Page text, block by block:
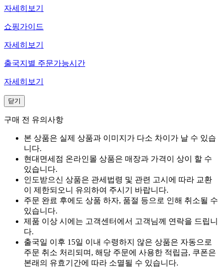
자세히보기
쇼핑가이드
자세히보기
출국지별 주문가능시간
자세히보기
닫기
구매 전 유의사항
본 상품은 실제 상품과 이미지가 다소 차이가 날 수 있습
니다.
현대면세점 온라인몰 상품은 매장과 가격이 상이 할 수
있습니다.
인도받으신 상품은 관세법령 및 관련 고시에 따라 교환
이 제한되오니 유의하여 주시기 바랍니다.
주문 완료 후에도 상품 하자, 품절 등으로 인해 취소될 수
있습니다.
제품 이상 시에는 고객센터에서 고객님께 연락을 드립니
다.
출국일 이후 15일 이내 수령하지 않은 상품은 자동으로
주문 취소 처리되며, 해당 주문에 사용한 적립금, 쿠폰은
본래의 유효기간에 따라 소멸될 수 있습니다.